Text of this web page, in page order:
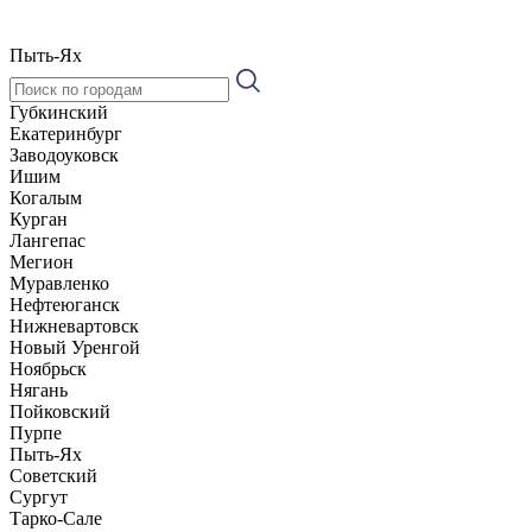
Пыть-Ях
Губкинский
Екатеринбург
Заводоуковск
Ишим
Когалым
Курган
Лангепас
Мегион
Муравленко
Нефтеюганск
Нижневартовск
Новый Уренгой
Ноябрьск
Нягань
Пойковский
Пурпе
Пыть-Ях
Советский
Сургут
Тарко-Сале